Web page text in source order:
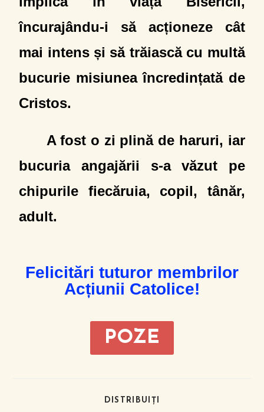
încurajându-i să acționeze cât
mai intens și să trăiască cu multă
bucurie misiunea încredințată de
Cristos.
A fost o zi plină de haruri, iar
bucuria angajării s-a văzut pe
chipurile fiecăruia, copil, tânăr,
adult.
Felicitări tuturor membrilor
Acțiunii Catolice!
POZE
DISTRIBUIȚI